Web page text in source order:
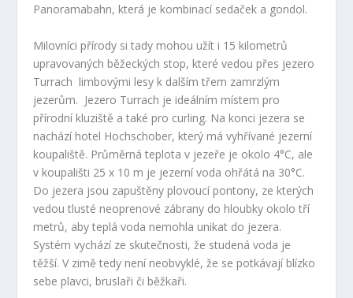
Panoramabahn, která je kombinací sedaček a gondol.
Milovníci přírody si tady mohou užít i 15 kilometrů
upravovaných běžeckých stop, které vedou přes jezero
Turrach limbovými lesy k dalším třem zamrzlým
jezerům. Jezero Turrach je ideálním místem pro
přírodní kluziště a také pro curling. Na konci jezera se
nachází hotel Hochschober, který má vyhřívané jezerní
koupaliště. Průměrná teplota v jezeře je okolo 4°C, ale
v koupališti 25 x 10 m je jezerní voda ohřátá na 30°C.
Do jezera jsou zapuštěny plovoucí pontony, ze kterých
vedou tlusté neoprenové zábrany do hloubky okolo tří
metrů, aby teplá voda nemohla unikat do jezera.
Systém vychází ze skutečnosti, že studená voda je
těžší. V zimě tedy není neobvyklé, že se potkávají blízko
sebe plavci, bruslaři či běžkaři.